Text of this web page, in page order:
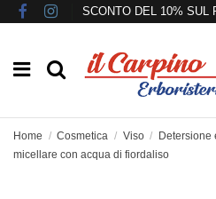
SCONTO DEL 10% SUL
Home Cosmetica Viso Detersione
micellare con acqua di fiordaliso